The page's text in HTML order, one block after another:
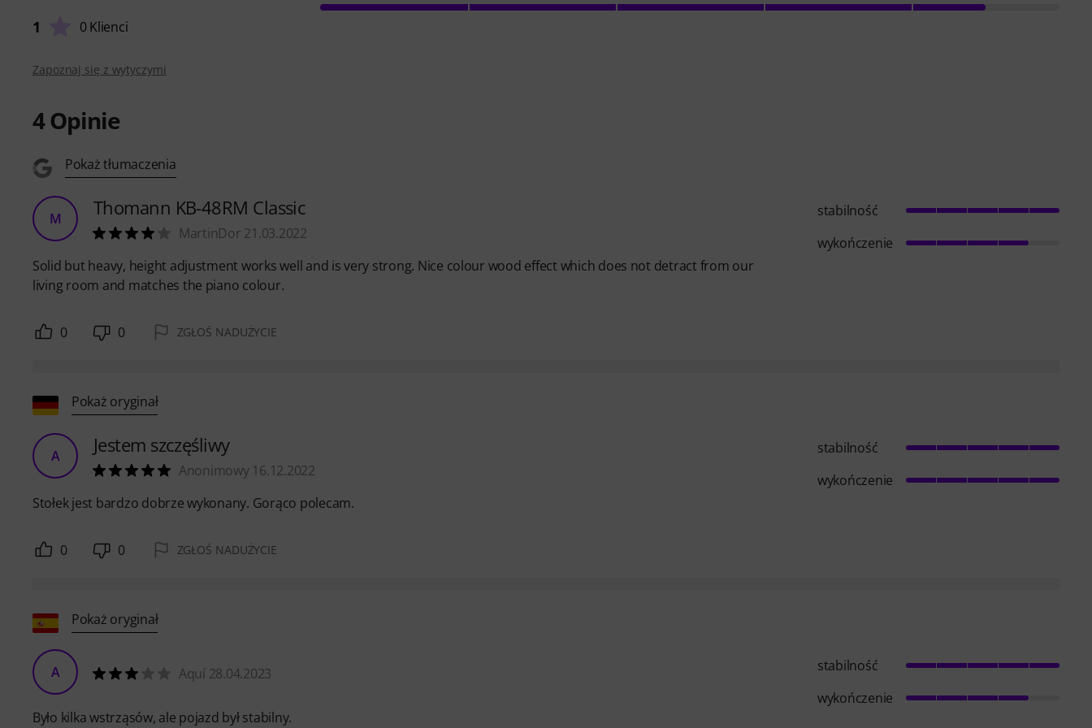
1 0 Klienci
Zapoznaj się z wytyczymi
4Opinie
Pokaż tłumaczenia
M Thomann KB-48RM Classic
MartinDor 21.03.2022
Solid but heavy, height adjustment works well and is very strong. Nice colour wood effect which does not detract from our
living room and matches the piano colour.
stabilność
wykończenie
0 0 ZGŁOŚ NADUŻYCIE
Pokaż oryginał
A Jestem szczęśliwy
Anonimowy 16.12.2022
Stołek jest bardzo dobrze wykonany. Gorąco polecam.
stabilność
wykończenie
0 0 ZGŁOŚ NADUŻYCIE
Pokaż oryginał
A Aquí 28.04.2023
Było kilka wstrząsów, ale pojazd był stabilny.
stabilność
wykończenie